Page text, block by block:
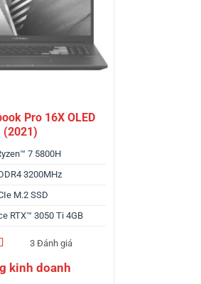
Pro 16X OLED
(2021)
7 5800H
3200MHz
M.2 SSD
RTX™ 3050 Ti 4GB
5
3 Đánh giá